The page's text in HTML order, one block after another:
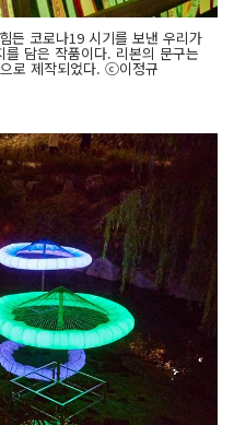
든 코로나19 시기를 보낸 우리가
담은 작품이다. 리본의 문구는
로 제작되었다. ⓒ이정규